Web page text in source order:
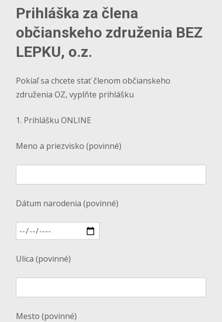
Prihláška za člena
občianskeho združenia BEZ
LEPKU, o.z.
Pokiaľ sa chcete stať členom občianskeho
združenia OZ, vyplňte prihlášku
1. Prihlášku ONLINE
Meno a priezvisko (povinné)
Dátum narodenia (povinné)
Ulica (povinné)
Mesto (povinné)